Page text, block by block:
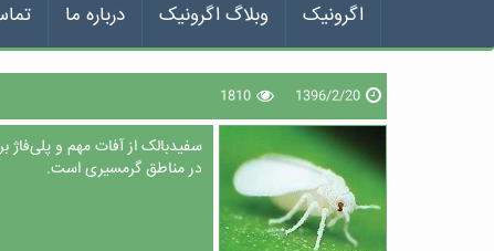
اگرونیک وبلاگ اگرونیک درباره ما
1396/2/20
1810
سفیدبالک‌ از آفات مهم و
در مناطق گرمسیری است.